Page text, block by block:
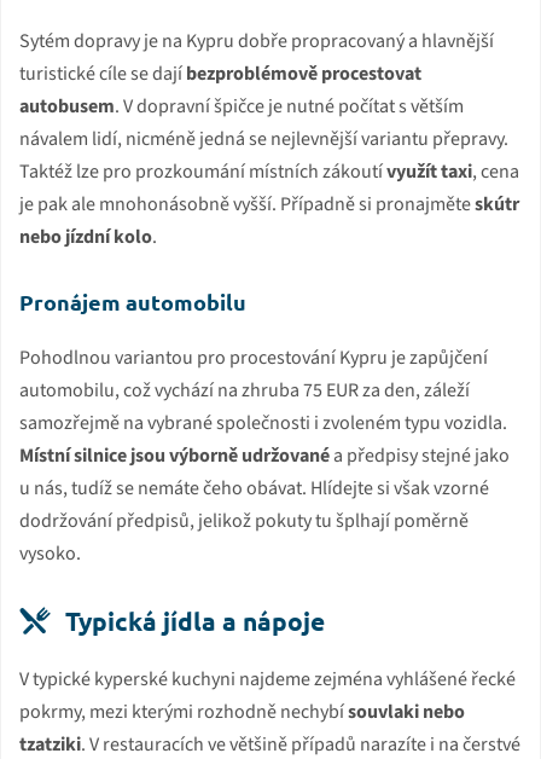
Sytém dopravy je na Kypru dobře propracovaný a hlavnější
turistické cíle se dajíbezproblémově procestovat
autobusem. V dopravní špičce je nutné počítat s větším
návalem lidí, nicméně jedná se nejlevnější variantu přepravy.
Taktéž lze pro prozkoumání místních zákoutívyužít taxi, cena
je pak ale mnohonásobně vyšší. Případně si pronajměteskútr
nebo jízdní kolo.
Pronájem automobilu
Pohodlnou variantou pro procestování Kypru je zapůjčení
automobilu, což vychází na zhruba 75 EUR za den, záleží
samozřejmě na vybrané společnosti i zvoleném typu vozidla.
Místní silnice jsou výborně udržovanéa předpisy stejné jako
u nás, tudíž se nemáte čeho obávat. Hlídejte si však vzorné
dodržování předpisů, jelikož pokuty tu šplhají poměrně
vysoko.
Typická jídla a nápoje
V typické kyperské kuchyni najdeme zejména vyhlášené řecké
pokrmy, mezi kterými rozhodně nechybísouvlaki nebo
tzatziki. V restauracích ve většině případů narazíte i na čerstvé